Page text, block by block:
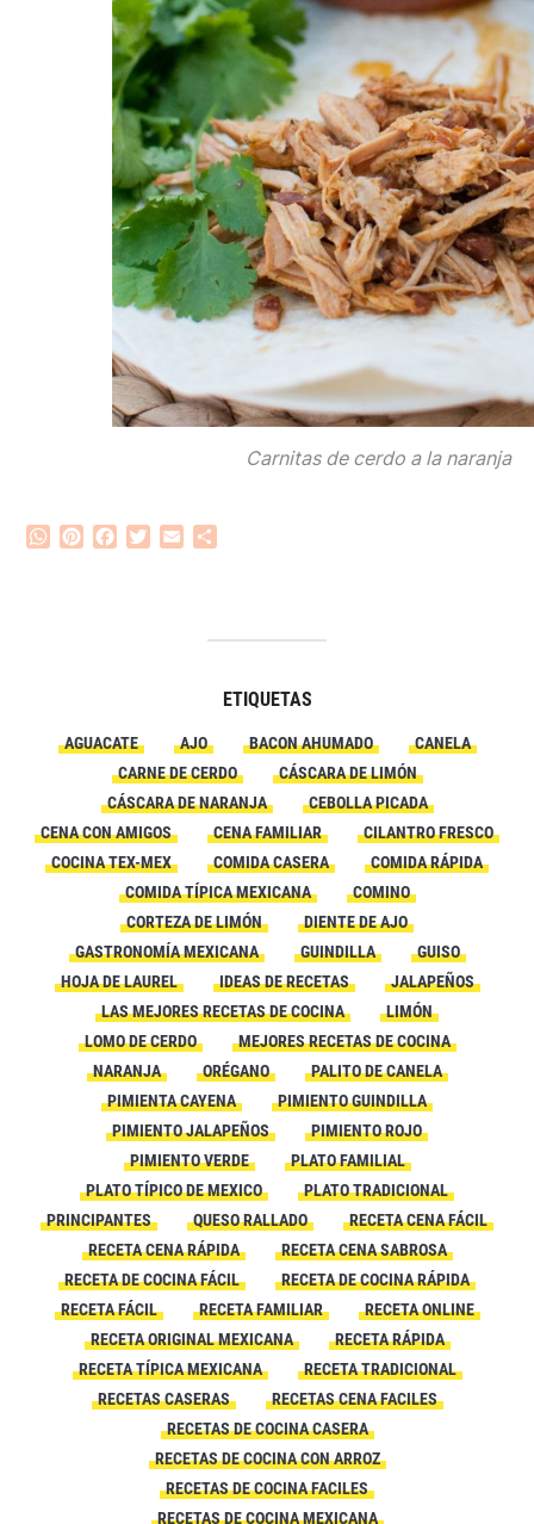
Carnitas de cerdo a la naranja
WhatsApp
PinterestFacebook
Twitter
Email
ETIQUETAS
AGUACATE AJO BACON AHUMADO
CANELA
CARNE DE CERDO
CÁSCARA DE LIMÓN
CÁSCARA DE NARANJA
CEBOLLA PICADA
CENA CON AMIGOS
CENA FAMILIAR
CILANTRO FRESCO
COCINA TEX-MEX
COMIDA CASERA
COMIDA RÁPIDA
COMIDA TÍPICA MEXICANA
COMINO
CORTEZA DE LIMÓN
DIENTE DE AJO
GASTRONOMÍA MEXICANA
GUINDILLA
GUISO
HOJA DE LAUREL
IDEAS DE RECETAS
JALAPEÑOS
LAS MEJORES RECETAS DE COCINA
LIMÓN
LOMO DE CERDO
MEJORES RECETAS DE COCINA
NARANJA
ORÉGANO
PALITO DE CANELA
PIMIENTA CAYENA
PIMIENTO GUINDILLA
PIMIENTO JALAPEÑOS
PIMIENTO ROJO
PIMIENTO VERDE
PLATO FAMILIAL
PLATO TÍPICO DE MEXICO
PLATO TRADICIONAL
PRINCIPANTES
QUESO RALLADO
RECETA CENA FÁCIL
RECETA CENA RÁPIDA
RECETA CENA SABROSA
RECETA DE COCINA FÁCIL
RECETA DE COCINA RÁPIDA
RECETA FÁCIL
RECETA FAMILIAR
RECETA ONLINE
RECETA ORIGINAL MEXICANA
RECETA RÁPIDA
RECETA TÍPICA MEXICANA
RECETA TRADICIONAL
RECETAS CASERAS
RECETAS CENA FACILES
RECETAS DE COCINA CASERA
RECETAS DE COCINA CON ARROZ
RECETAS DE COCINA FACILES
RECETAS DE COCINA MEXICANA